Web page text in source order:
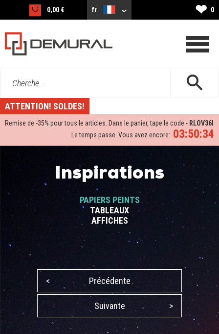
0,00 € fr ❤ 0
Cherche...
ATTENTION! SOLDES!
Remise de -35% pour tous le articles. Dans le panier, tape le code - RLOV36I
03:50:33
Le temps passe. Vous avez encore:
Inspirations
PAPIERS PEINTS
TABLEAUX
AFFICHES
< Précédente
Suivante >